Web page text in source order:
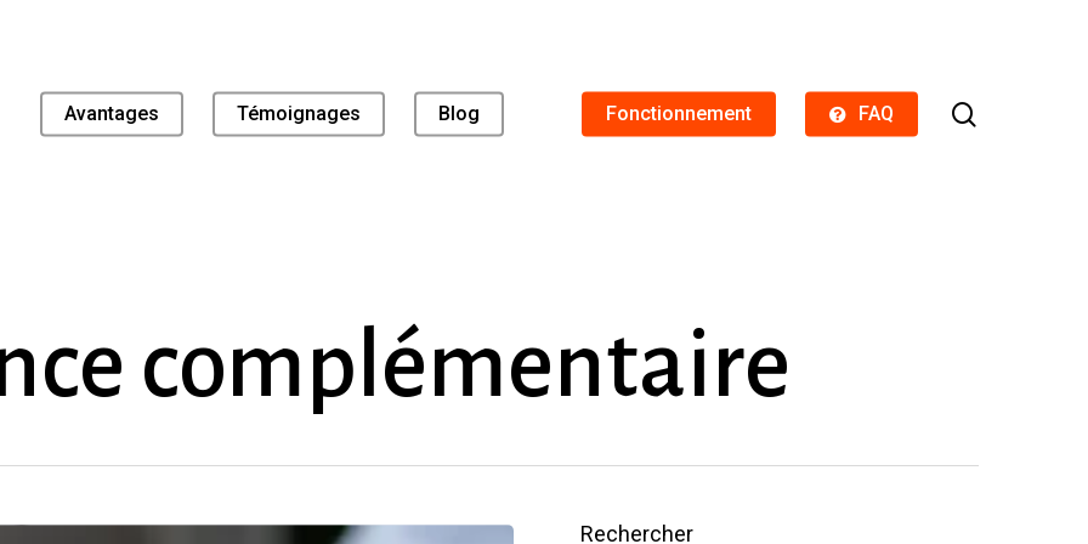
Avantages Témoignages Blog Fonctionnement FAQ
complémentaire
Rechercher